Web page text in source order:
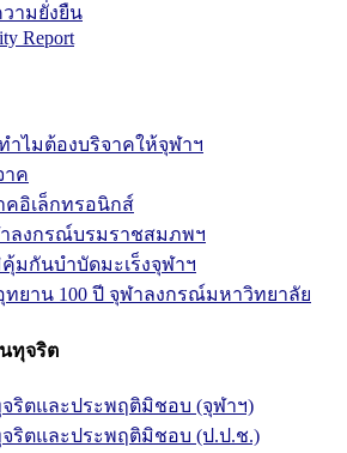
ามยั่งยืน
Report
ำไมต้องบริจาคให้จุฬาฯ
าค
คอิเล็กทรอนิกส์
ลงกรณ์บรมราชสมภพฯ
มกันบำบัดมะเร็งจุฬาฯ
ทยาน 100 ปี จุฬาลงกรณ์มหาวิทยาลัย
นทุจริต
จริตและประพฤติมิชอบ (จุฬาฯ)
จริตและประพฤติมิชอบ (ป.ป.ช.)